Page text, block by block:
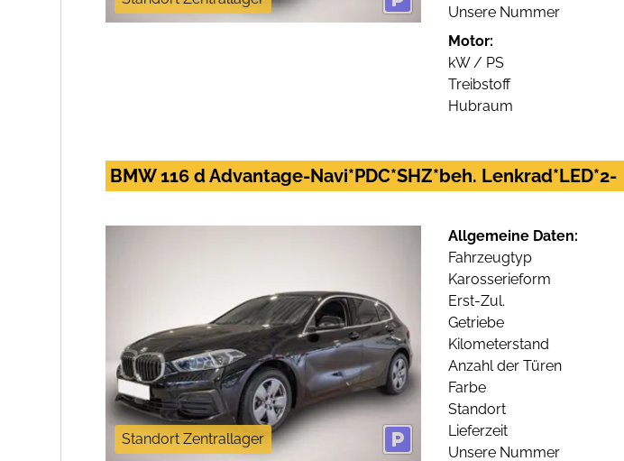
Unsere Nummer
Motor:
kW / PS
Treibstoff
Hubraum
BMW 116 d Advantage-Navi*PDC*SHZ*beh. Lenkrad*LED*2-
Standort Zentrallager
Allgemeine Daten:
Fahrzeugtyp
Karosserieform
Erst-Zul.
Getriebe
Kilometerstand
Anzahl der Türen
Farbe
Standort
Lieferzeit
Unsere Nummer